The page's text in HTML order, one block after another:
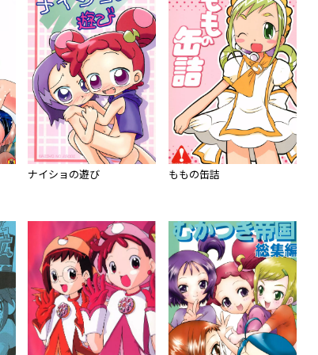
ナイショの遊び ももの缶詰